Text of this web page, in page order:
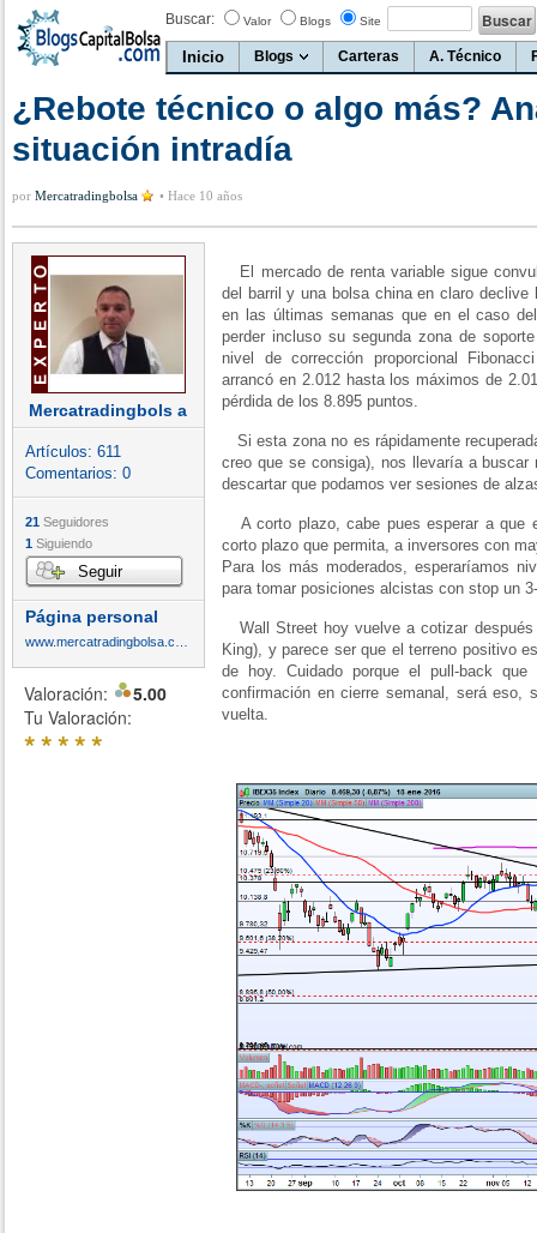
Buscar: Valor Blogs Site
Inicio Blogs Carteras A. Técnico
¿Rebote técnico o algo más?
situación intradía
por Mercatradingbolsa • Hace 10 años
Mercatradingbols a
Artículos: 611
Comentarios: 0
21 Seguidores
1 Siguiendo
Seguir
Página personal
Valoración:
5.00
Tu Valoración:
*****
El mercado de renta variable sigue
del barril y una bolsa china en claro declive
en las últimas semanas que en el caso
perder incluso su segunda zona de
nivel de corrección proporcional
arrancó en 2.012 hasta los máximos de
pérdida de los 8.895 puntos.
Si esta zona no es rápidamente
creo que se consiga), nos llevaría a
descartar que podamos ver sesiones de
A corto plazo, cabe pues esperar a que
corto plazo que permita, a inversores con
Para los más moderados, esperaríamos
para tomar posiciones alcistas con stop un
Wall Street hoy vuelve a cotizar
King), y parece ser que el terreno positivo
de hoy. Cuidado porque el pull-back
confirmación en cierre semanal, será eso,
vuelta.